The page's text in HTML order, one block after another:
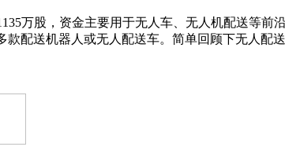
万股，资金主要用于无人车、无人机配送等前
配送机器人或无人配送车。简单回顾下无人配